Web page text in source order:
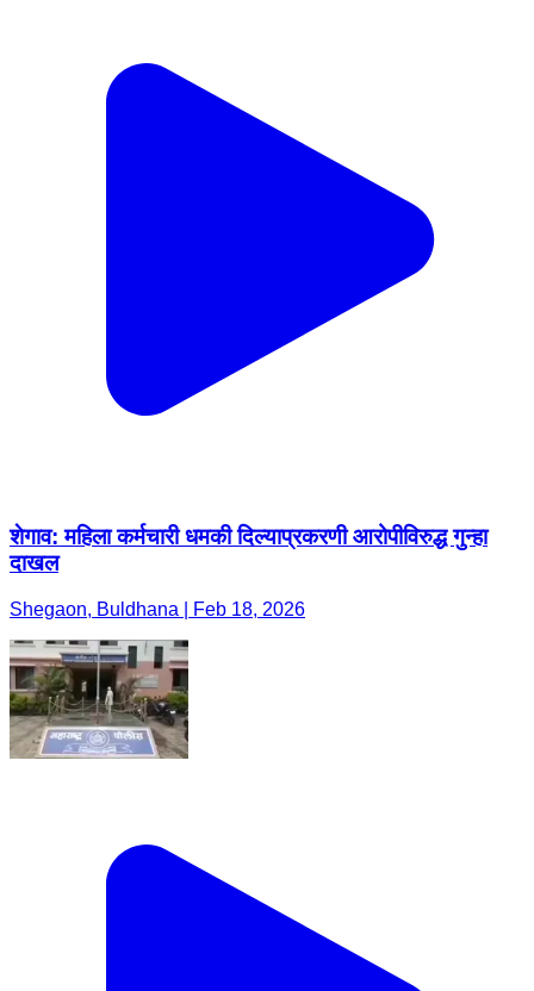
शेगाव: महिला कर्मचारी धमकी दिल्याप्रकरणी आरोपीविरुद्ध गुन्हा
दाखल
Shegaon, Buldhana | Feb 18, 2026